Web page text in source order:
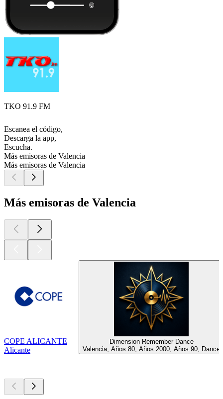
TKO 91.9 FM
Escanea el código,
Descarga la app,
Escucha.
Más emisoras de Valencia
Más emisoras de Valencia
Más emisoras de Valencia
COPE ALICANTE
Alicante
Dimension Remember Dance
Valencia, Años 80, Años 2000, Años 90, Dance